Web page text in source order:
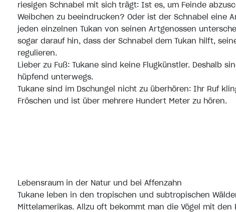
riesigen Schnabel mit sich trägt: Ist es, um Feinde
Weibchen zu beeindrucken? Oder ist der Schnabel eine
jeden einzelnen Tukan von seinen Artgenossen
sogar darauf hin, dass der Schnabel dem Tukan hilft,
regulieren.
Lieber zu Fuß: Tukane sind keine Flugkünstler. Deshalb
hüpfend unterwegs.
Tukane sind im Dschungel nicht zu überhören: Ihr Ruf
Fröschen und ist über mehrere Hundert Meter zu hören.
Lebensraum in der Natur und bei Affenzahn
Tukane leben in den tropischen und subtropischen
Mittelamerikas. Allzu oft bekommt man die Vögel mit den